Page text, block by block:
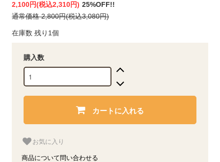
2,100円(税込2,310円) 25%OFF!!
通常価格 2,800円(税込3,080円)
在庫数 残り1個
購入数
カートに入れる
お気に入り
商品について問い合わせる